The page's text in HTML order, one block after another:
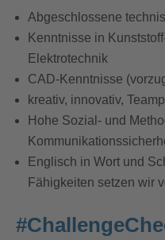
Abgeschlossene
Kenntnisse in
Elektrotechnik
CAD-Kenntnisse
kreativ, innovativ,
Hohe Sozial- und
Englisch in Wort und
Fähigkeiten setzen wir